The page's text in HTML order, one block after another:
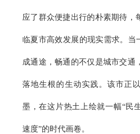
应了群众便捷出行的朴素期待，
临夏市高效发展的现实需求。当
成通途，畅通的不仅是城市交通
落地生根的生动实践。该市正
墨，在这片热土上绘就一幅“民
速度”的时代画卷。